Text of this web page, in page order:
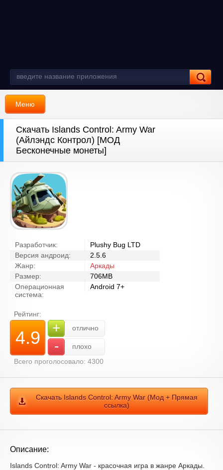
Меню
Скачать Islands Control: Army War
(Айлэндс Контрол) [МОД
Бесконечные монеты]
Разработчик:
Plushy Bug LTD
Версия андроид:
2.5.6
Жанр:
Аркады
Размер:
706MB
Операционная
система:
Android 7+
Рейтинг:
4.9 + отлично
-
плохо
Всего проголосовало: 4300
Скачать Islands Control: Army War (Мод + Прямая
ссылка)
Описание:
Islands Control: Army War - красочная игра в жанре Аркады.